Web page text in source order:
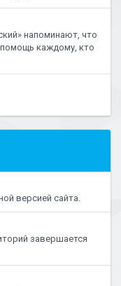
напоминают, что
каждому, кто
версией сайта.
завершается